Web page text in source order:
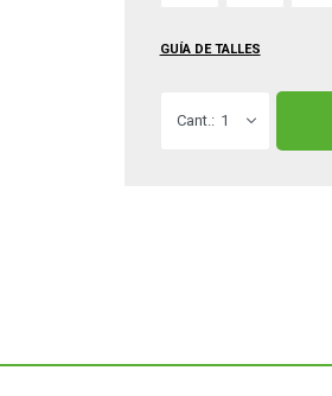
GUÍA DE TALLES
1